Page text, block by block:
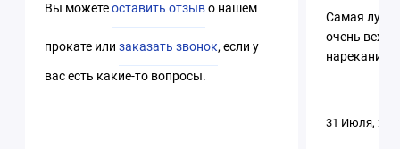
Вы можетеоставить отзыво нашем
прокате илизаказать звонок, если у
вас есть какие-то вопросы.
Самая
очень
нареканий.
31 Июля,